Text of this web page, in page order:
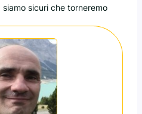
sicuri che torneremo